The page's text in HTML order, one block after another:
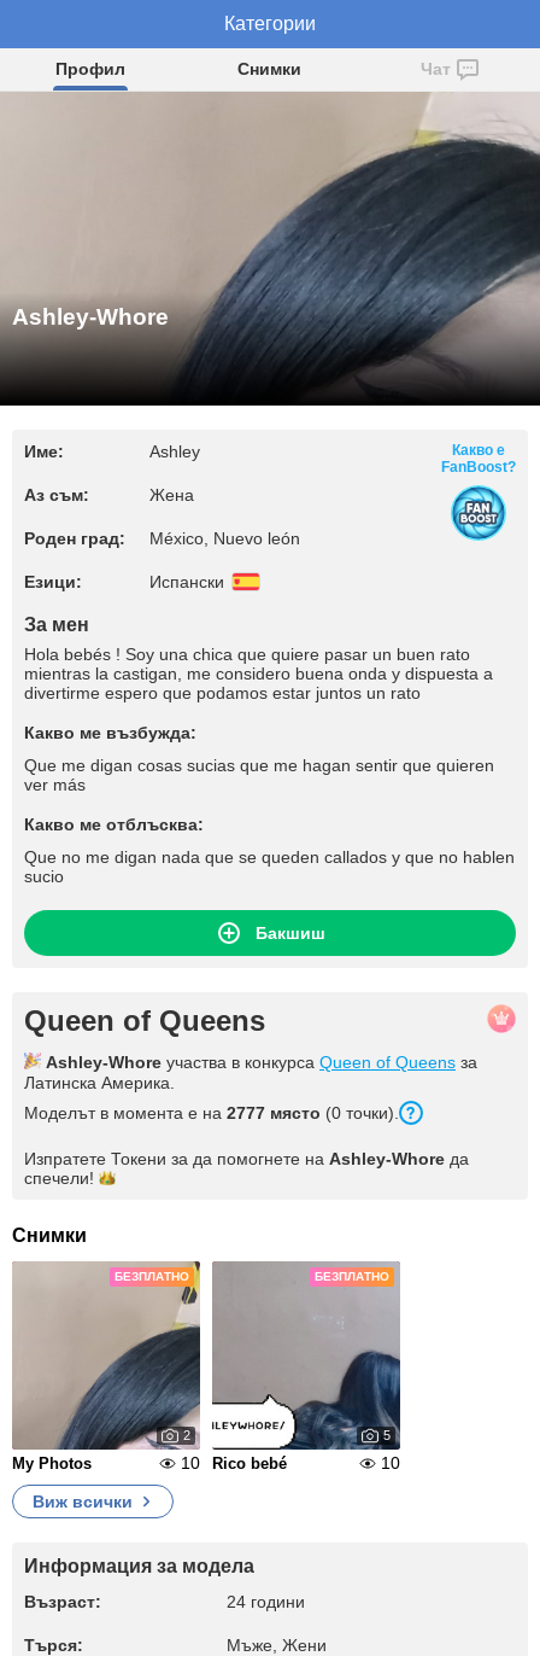
Ashley-Whore
Профил Снимки Чат
Ashley-Whore
Име: Ashley
Аз съм: Жена
Роден град: México, Nuevo león
Езици: Испански
Какво е
FanBoost?
За мен
Hola bebés ! Soy una chica que quiere pasar un buen rato
mientras la castigan, me considero buena onda y dispuesta a
divertirme espero que podamos estar juntos un rato
Какво ме възбужда:
Que me digan cosas sucias que me hagan sentir que quieren
ver más
Какво ме отблъсква:
Que no me digan nada que se queden callados y que no hablen
sucio
Бакшиш
Queen of Queens
Ashley-Whore участва в конкурса Queen of Queens за
Латинска Америка.
Моделът в момента е на 2777 място (0 точки).
Изпратете Токени за да помогнете на Ashley-Whore да
спечели!
Снимки
БЕЗПЛАТНО
2
My Photos 10
БЕЗПЛАТНО
5
Rico bebé
10
Виж всички
Информация за модела
Възраст: 24 години
Търся: Мъже, Жени
Категории